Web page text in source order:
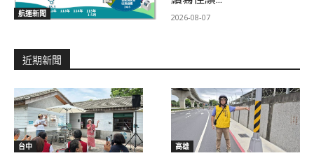
航運新聞 2026-08-07
近期新聞
台中 高雄